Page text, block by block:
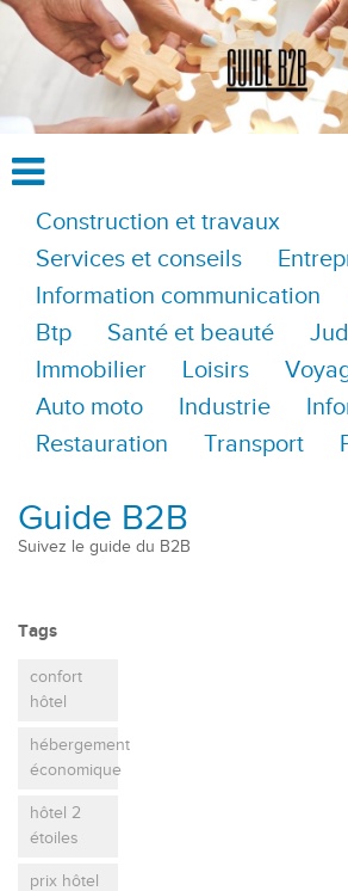
Construction et travaux
Services et conseils
Information communication
Btp
Santé et beauté
Immobilier
Loisirs
Auto moto
Industrie
Restauration
Transport
Guide B2B
Suivez le guide du B2B
Tags
confort
hôtel
hébergement
économique
hôtel 2
étoiles
prix hôtel